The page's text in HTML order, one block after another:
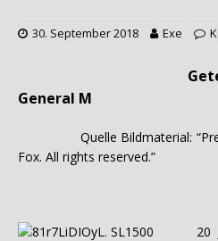
30. September 2018 Exe
Getestet und
General M
Quelle Bildmaterial:
Fox. All rights reserved.”
Ab sofort
20